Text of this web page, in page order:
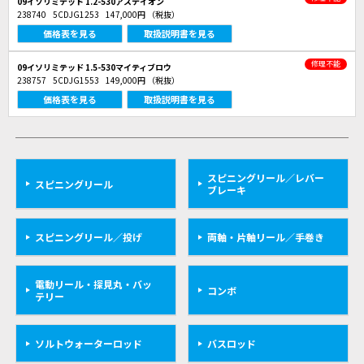
238740 5CDJG1253 147,000円 （税抜）
価格表を見る 取扱説明書を見る
09イソリミテッド 1.5-530マイティブロウ 修理不能
238757 5CDJG1553 149,000円 （税抜）
価格表を見る 取扱説明書を見る
スピニングリール
スピニングリール／レバー
ブレーキ
スピニングリール／投げ 両軸・片軸リール／手巻き
電動リール・探見丸・バッ
テリー
コンボ
ソルトウォーターロッド バスロッド